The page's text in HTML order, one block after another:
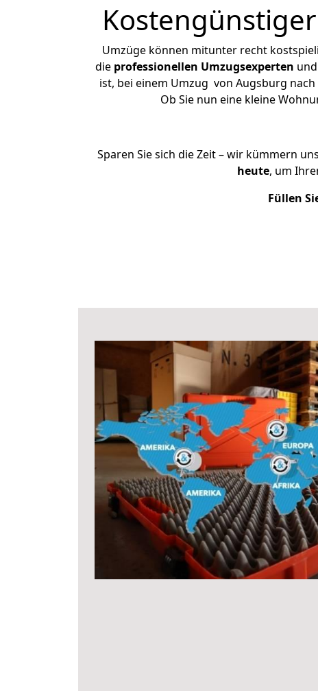
Umzüge können mitunter recht
die professionellen Umzugsexperten
ist, bei einem Umzug von Augsburg
Ob Sie nun eine kleine
Sparen Sie sich die Zeit – wir kümmern
heute, um
Füllen